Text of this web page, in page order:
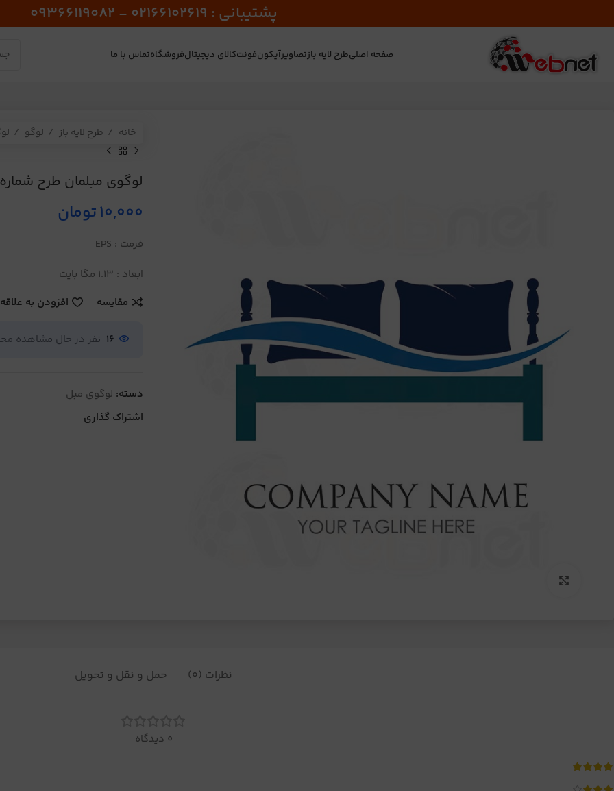
پشتیبانی : 02166102619 - 09366119082
صفحه اصلیطرح لایه بازتصاویرآیکونفونتکالای دیجیتالفروشگاهتماس با ما
خانه طرح لایه باز لوگو
لوگوی مبلمان طرح شماره 334
10,000تومان
فرمت : EPS
ابعاد : 1.13 مگا بایت
مقایسه
افزودن به
16 نفر در حال مشاهده
دسته: لوگوی مبل
اشتراک گذاری
نظرات (0) حمل و نقل و تحویل
0 دیدگاه